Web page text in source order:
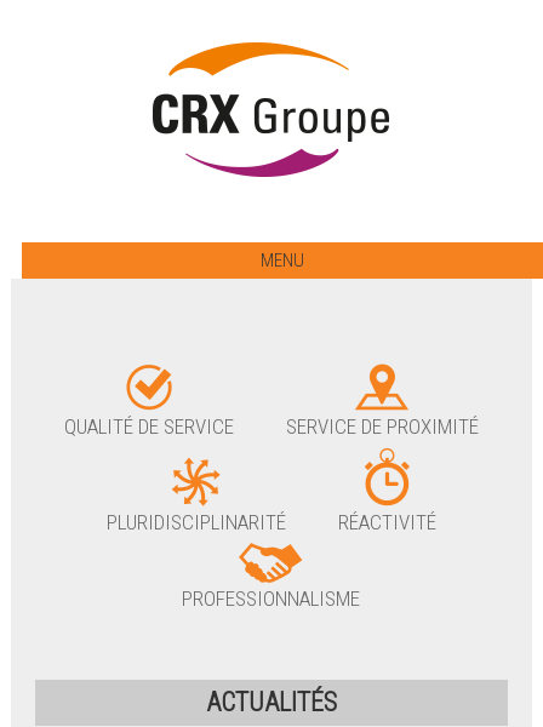
MENU
QUALITÉ DE SERVICE SERVICE DE PROXIMITÉ
PLURIDISCIPLINARITÉ RÉACTIVITÉ
PROFESSIONNALISME
ACTUALITÉS